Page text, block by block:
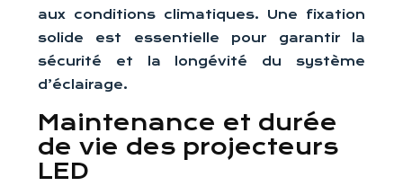
aux conditions climatiques. Une fixation
solide est essentielle pour garantir la
sécurité et la longévité du système
d’éclairage.
Maintenance et durée
de vie des projecteurs
LED